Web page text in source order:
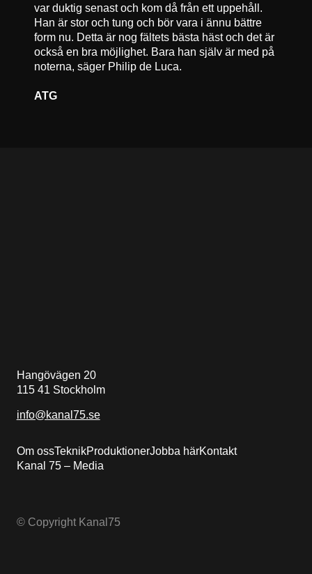
var duktig senast och kom då från ett uppehåll.
Han är stor och tung och bör vara i ännu bättre
form nu. Detta är nog fältets bästa häst och det är
också en bra möjlighet. Bara han själv är med på
noterna, säger Philip de Luca.
ATG
Hangövägen 20
115 41 Stockholm
info@kanal75.se
Om ossTeknikProduktionerJobba härKontakt
Kanal 75 – Media
© Copyright Kanal75